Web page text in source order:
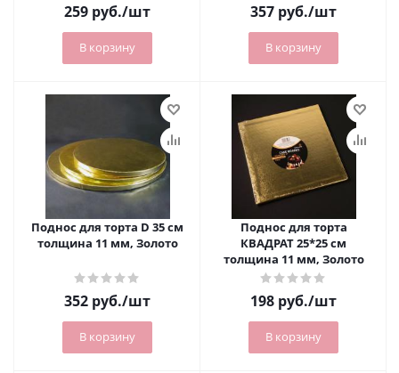
259 руб./шт
В корзину
357 руб./шт
В корзину
Поднос для торта D 35 см
толщина 11 мм, Золото
352 руб./шт
В корзину
Поднос для торта
КВАДРАТ 25*25 см
толщина 11 мм, Золото
198 руб./шт
В корзину